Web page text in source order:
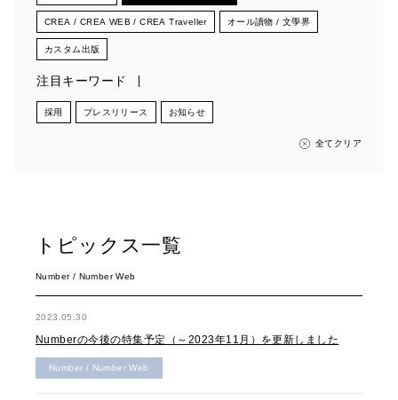
CREA / CREA WEB / CREA Traveller オール讀物 / 文學界
カスタム出版
注目キーワード
採用 プレスリリース お知らせ
全てクリア
トピックス一覧
Number / Number Web
2023.05.30
Numberの今後の特集予定（～2023年11月）を更新しました
Number / Number Web